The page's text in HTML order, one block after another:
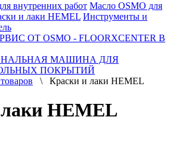
внутренних работ Масло OSMO для
и лаки HEMEL Инструменты и
ОТ OSMO - FLOORXCENTER В
МАШИНА ДЛЯ
ПОКРЫТИЙ
\ Краски и лаки HEMEL
HEMEL